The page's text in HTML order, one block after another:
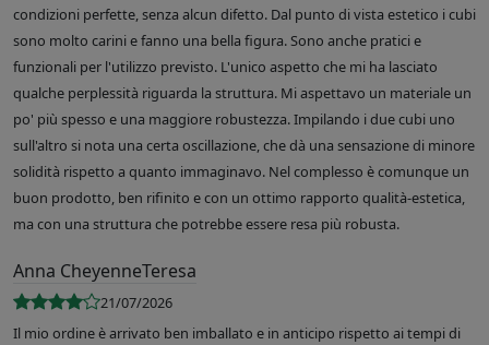
condizioni perfette, senza alcun difetto. Dal punto di vista estetico i cubi
sono molto carini e fanno una bella figura. Sono anche pratici e
funzionali per l'utilizzo previsto. L'unico aspetto che mi ha lasciato
qualche perplessità riguarda la struttura. Mi aspettavo un materiale un
po' più spesso e una maggiore robustezza. Impilando i due cubi uno
sull'altro si nota una certa oscillazione, che dà una sensazione di minore
solidità rispetto a quanto immaginavo. Nel complesso è comunque un
buon prodotto, ben rifinito e con un ottimo rapporto qualità-estetica,
ma con una struttura che potrebbe essere resa più robusta.
Anna CheyenneTeresa
21/07/2026
Il mio ordine è arrivato ben imballato e in anticipo rispetto ai tempi di